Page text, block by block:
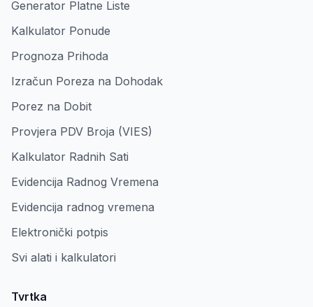
Generator Platne Liste
Kalkulator Ponude
Prognoza Prihoda
Izračun Poreza na Dohodak
Porez na Dobit
Provjera PDV Broja (VIES)
Kalkulator Radnih Sati
Evidencija Radnog Vremena
Evidencija radnog vremena
Elektronički potpis
Svi alati i kalkulatori
Tvrtka